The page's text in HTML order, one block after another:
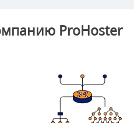
ProHoster